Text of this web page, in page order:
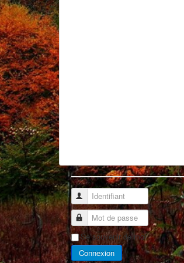
Identifiant
Mot de passe
Se souvenir de moi
Connexion